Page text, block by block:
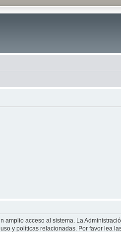
acceso al sistema. La
y políticas relacionadas. Por favor lea